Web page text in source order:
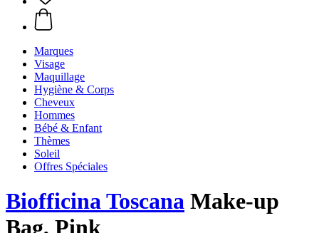
Marques
Visage
Maquillage
Hygiène & Corps
Cheveux
Hommes
Bébé & Enfant
Thèmes
Soleil
Offres Spéciales
Biofficina Toscana Make-up
Bag, Pink